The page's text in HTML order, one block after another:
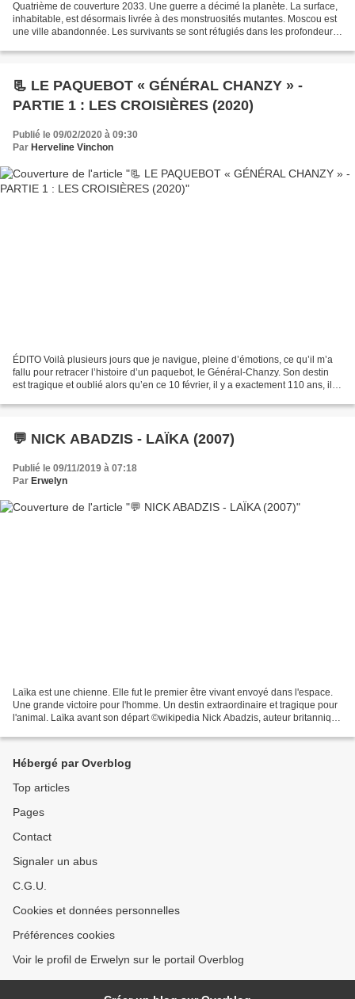
Quatrième de couverture 2033. Une guerre a décimé la planète. La surface,
inhabitable, est désormais livrée à des monstruosités mutantes. Moscou est
une ville abandonnée. Les survivants se sont réfugiés dans les profondeurs
📃 LE PAQUEBOT « GÉNÉRAL CHANZY » -
PARTIE 1 : LES CROISIÈRES (2020)
Publié le 09/02/2020 à 09:30
Par Herveline Vinchon
ÉDITO Voilà plusieurs jours que je navigue, pleine d’émotions, ce qu’il m’a
fallu pour retracer l’histoire d’un paquebot, le Général-Chanzy. Son destin
est tragique et oublié alors qu’en ce 10 février, il y a exactement 110 ans, il
💬 NICK ABADZIS - LAÏKA (2007)
Publié le 09/11/2019 à 07:18
Par Erwelyn
Laïka est une chienne. Elle fut le premier être vivant envoyé dans l'espace.
Une grande victoire pour l'homme. Un destin extraordinaire et tragique pour
l'animal. Laïka avant son départ ©wikipedia Nick Abadzis, auteur britannique
Hébergé par Overblog
Top articles
Pages
Contact
Signaler un abus
C.G.U.
Cookies et données personnelles
Préférences cookies
Voir le profil de Erwelyn sur le portail Overblog